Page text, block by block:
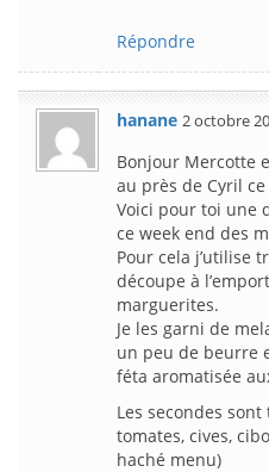
Répondre
hanane 2 octobre
Bonjour Mercotte
au près de Cyril
Voici pour toi une
ce week end des
Pour cela j’utilise
découpe à
marguerites.
Je les garni de
un peu de beurre
féta aromatisée
Les secondes
tomates, cives,
haché menu)